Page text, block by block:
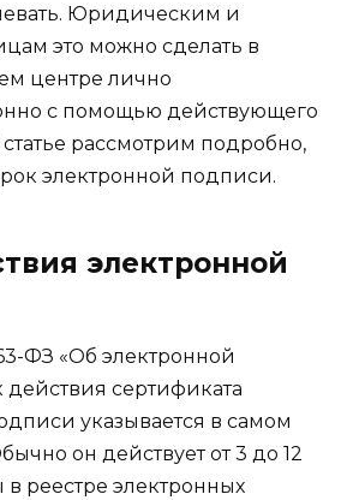
Юридическим и
это можно сделать в
центре лично
с помощью действующего
рассмотрим подробно,
электронной подписи.
электронной
ФЗ «Об электронной
действия сертификата
указывается в самом
он действует от 3 до 12
реестре электронных